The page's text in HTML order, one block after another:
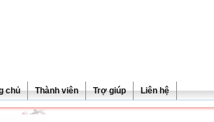
chủ Thành viên Trợ giúp Liên hệ